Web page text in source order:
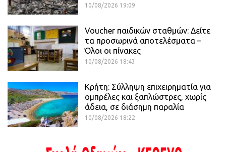
10/08/2026 19:09
Voucher παιδικών σταθμών: Δείτε
τα προσωρινά αποτελέσματα –
Όλοι οι πίνακες
10/08/2026 18:43
Κρήτη: Σύλληψη επιχειρηματία για
ομπρέλες και ξαπλώστρες, χωρίς
άδεια, σε διάσημη παραλία
10/08/2026 18:22